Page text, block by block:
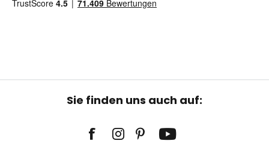
Sie finden uns auch auf: